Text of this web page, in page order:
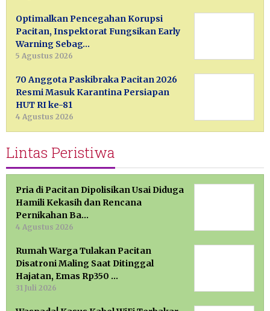
Optimalkan Pencegahan Korupsi
Pacitan, Inspektorat Fungsikan Early
Warning Sebag…
5 Agustus 2026
70 Anggota Paskibraka Pacitan 2026
Resmi Masuk Karantina Persiapan
HUT RI ke-81
4 Agustus 2026
Lintas Peristiwa
Pria di Pacitan Dipolisikan Usai Diduga
Hamili Kekasih dan Rencana
Pernikahan Ba…
4 Agustus 2026
Rumah Warga Tulakan Pacitan
Disatroni Maling Saat Ditinggal
Hajatan, Emas Rp350 …
31 Juli 2026